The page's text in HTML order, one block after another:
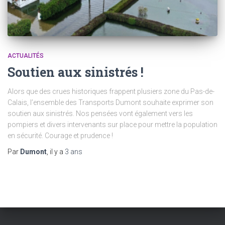
ACTUALITÉS
Soutien aux sinistrés !
Alors que des crues historiques frappent plusiers zone du Pas-de-
Calais, l’ensemble des Transports Dumont souhaite exprimer son
soutien aux sinistrés. Nos pensées vont également vers les
pompiers et divers intervenants sur place pour mettre la population
en sécurité. Courage et prudence !
Par Dumont , il y a 3 ans